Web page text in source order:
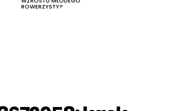
ROWERZYSTY?